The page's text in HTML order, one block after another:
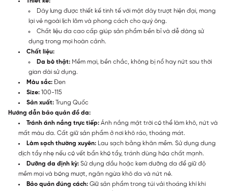
Dây lưng được thiết kế tinh tế với mặt dây trượt hiện đại, mang
lại vẻ ngoài lịch lãm và phong cách cho quý ông.
Chất liệu da cao cấp giúp sản phẩm bền bỉ và dễ dàng sử
dụng trong mọi hoàn cảnh.
Chất liệu:
Da bò thật: Mềm mại, bền chắc, không bị nổ hay nứt sau thời
gian dài sử dụng.
Màu sắc: Đen
Size: 100-115
Sản xuất: Trung Quốc
Hướng dẫn bảo quản đồ da:
Tránh ánh nắng trực tiếp: Ánh nắng mặt trời có thể làm khô, nứt và
mất màu da. Cất giữ sản phẩm ở nơi khô ráo, thoáng mát.
Làm sạch thường xuyên: Lau sạch bằng khăn mềm. Sử dụng dung
dịch tẩy nhẹ nếu có vết bẩn khó tẩy, tránh dùng hóa chất mạnh.
Dưỡng da định kỳ: Sử dụng dầu hoặc kem dưỡng da để giữ độ
mềm mại và bóng mượt, ngăn ngừa khô da và nứt nẻ.
Bảo quản đúng cách: Giữ sản phẩm trong túi vải thoáng khí khi